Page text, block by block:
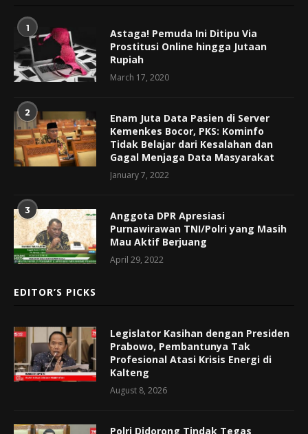
1
Astaga! Pemuda Ini Ditipu Via
Prostitusi Online hingga Jutaan
Rupiah
March 17, 2020
2
Enam Juta Data Pasien di Server
Kemenkes Bocor, PKS: Kominfo
Tidak Belajar dari Kesalahan dan
Gagal Menjaga Data Masyarakat
January 7, 2022
3
Anggota DPR Apresiasi
Purnawirawan TNI/Polri yang Masih
Mau Aktif Berjuang
April 29, 2022
EDITOR’S PICKS
Legislator Kasihan dengan Presiden
Prabowo, Pembantunya Tak
Profesional Atasi Krisis Energi di
Kalteng
August 8, 2026
Polri Didorong Tindak Tegas